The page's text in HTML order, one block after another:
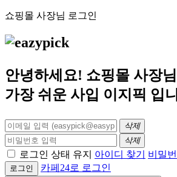
쇼핑몰 사장님 로그인
안녕하세요! 쇼핑몰 사장님
가장 쉬운 사입 이지픽 입
삭제
삭제
로그인 상태 유지 아이디 찾기 비밀
로그인 카페24로 로그인